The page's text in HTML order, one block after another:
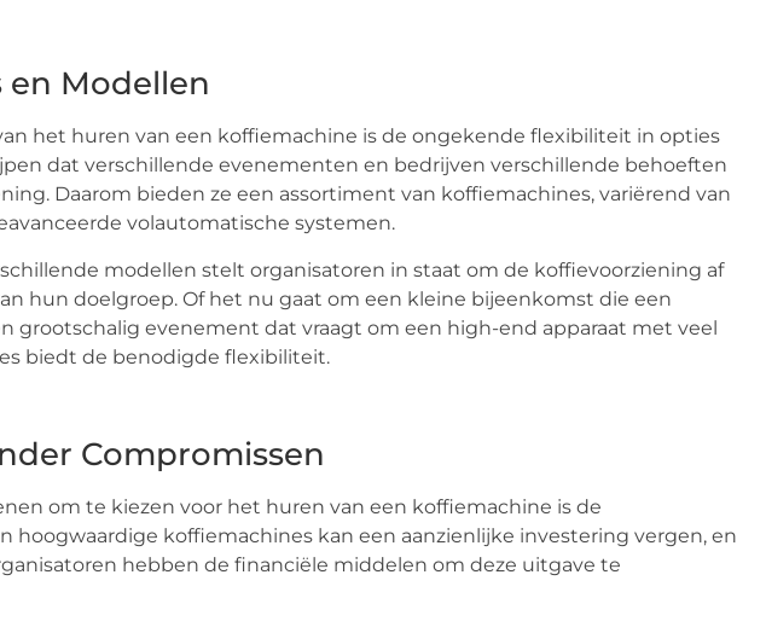
en Modellen
het huren van een koffiemachine is de ongekende flexibiliteit in opties
dat verschillende evenementen en bedrijven verschillende behoeften
Daarom bieden ze een assortiment van koffiemachines, variërend van
volautomatische systemen.
modellen stelt organisatoren in staat om de koffievoorziening af
hun doelgroep. Of het nu gaat om een kleine bijeenkomst die een
grootschalig evenement dat vraagt om een high-end apparaat met veel
biedt de benodigde flexibiliteit.
Compromissen
om te kiezen voor het huren van een koffiemachine is de
hoogwaardige koffiemachines kan een aanzienlijke investering vergen, en
hebben de financiële middelen om deze uitgave te